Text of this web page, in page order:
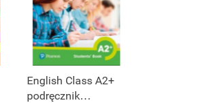
English Class A2+
podręcznik